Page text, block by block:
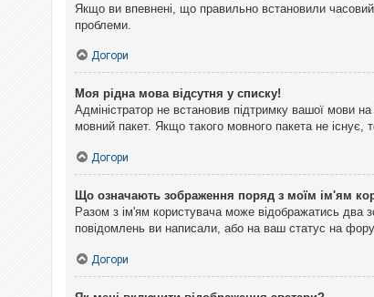
Якщо ви впевнені, що правильно встановили
проблеми.
Догори
Моя рідна мова відсутня у списку!
Адміністратор не встановив підтримку вашої мови
мовний пакет. Якщо такого мовного пакета не
Догори
Що означають зображення поряд з моїм ім'ям
Разом з ім'ям користувача може відображатись два
повідомлень ви написали, або на ваш статус на
Догори